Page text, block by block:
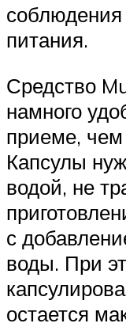
соблюдения
питания.
Средство
намного
приеме,
Капсулы
водой, не
с
воды. При
остается